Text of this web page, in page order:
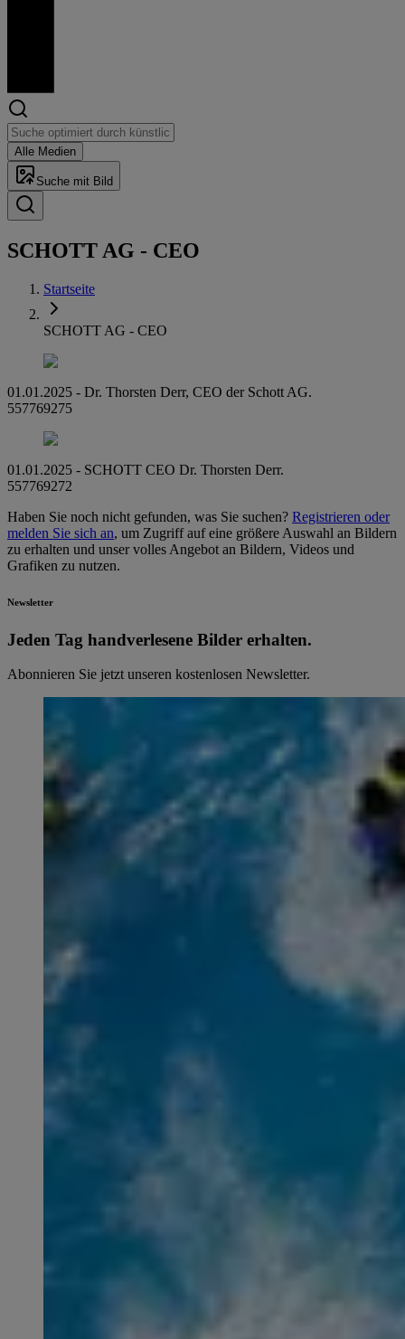
Alle Medien
Suche mit Bild
SCHOTT AG - CEO
Startseite
SCHOTT AG - CEO
01.01.2025 - Dr. Thorsten Derr, CEO der Schott AG.
557769275
01.01.2025 - SCHOTT CEO Dr. Thorsten Derr.
557769272
Haben Sie noch nicht gefunden, was Sie suchen? Registrieren oder
melden Sie sich an, um Zugriff auf eine größere Auswahl an Bildern
zu erhalten und unser volles Angebot an Bildern, Videos und
Grafiken zu nutzen.
Newsletter
Jeden Tag hand­ver­le­se­ne Bilder erhalten.
Abonnieren Sie jetzt unseren kostenlosen Newsletter.